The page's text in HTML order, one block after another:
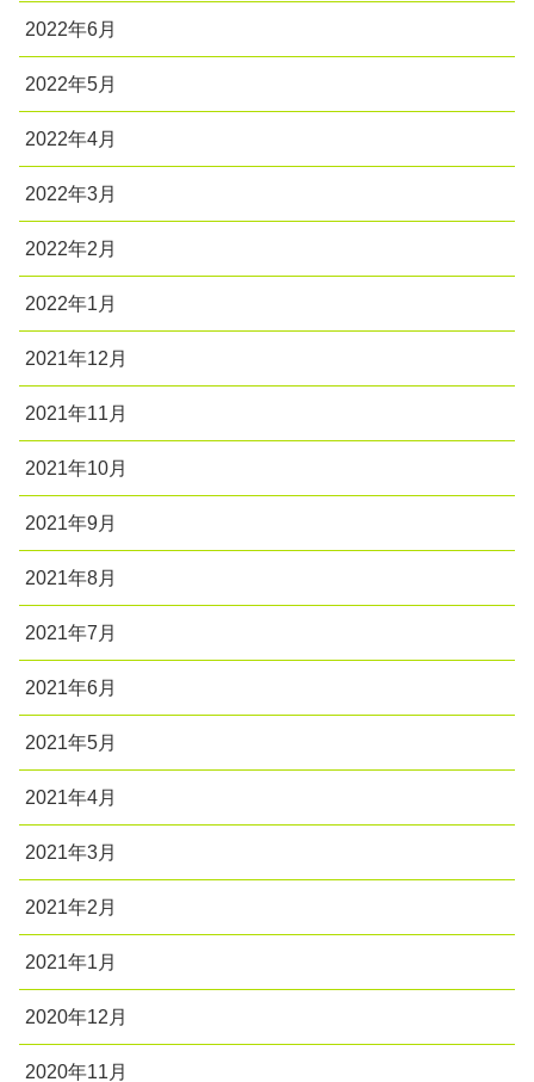
2022年6月
2022年5月
2022年4月
2022年3月
2022年2月
2022年1月
2021年12月
2021年11月
2021年10月
2021年9月
2021年8月
2021年7月
2021年6月
2021年5月
2021年4月
2021年3月
2021年2月
2021年1月
2020年12月
2020年11月